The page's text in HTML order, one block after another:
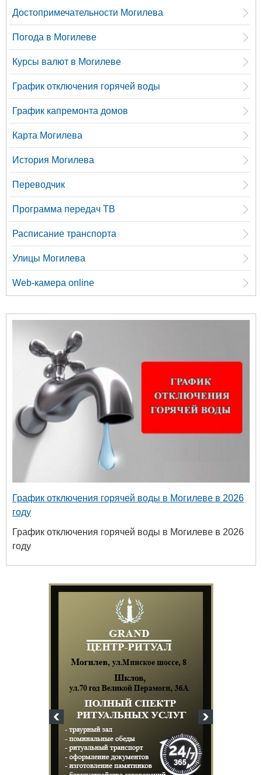
Достопримечательности Могилева
Погода в Могилеве
Курсы валют в Могилеве
График отключения горячей воды
График капремонта домов
Карта Могилева
История Могилева
Переводчик
Программа передач ТВ
Расписание транспорта
Улицы Могилева
Web-камера online
График отключения горячей воды в Могилеве в 2026
году
График отключения горячей воды в Могилеве в 2026
году